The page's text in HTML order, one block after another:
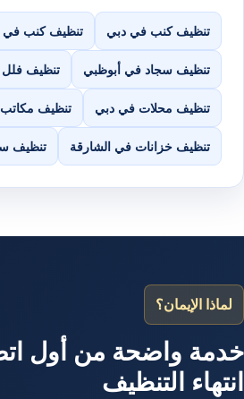
تنظيف كنب في دبي تنظيف كنب في
تنظيف سجاد في أبوظبي تنظيف
تنظيف محلات في دبي تنظيف
تنظيف خزانات في الشارقة تنظيف
لماذا الإيمان؟
خدمة واضحة من أول
انتهاء التنظيف